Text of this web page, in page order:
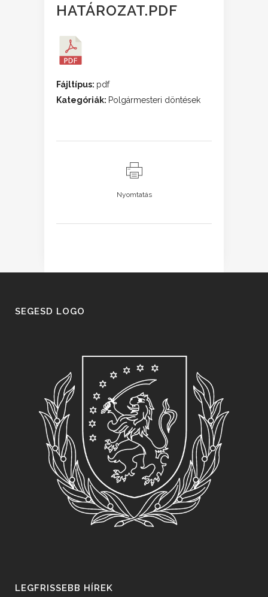
HATÁROZAT.PDF
Fájltípus: pdf
Kategóriák: Polgármesteri döntések
Nyomtatás
SEGESD LOGO
LEGFRISSEBB HÍREK